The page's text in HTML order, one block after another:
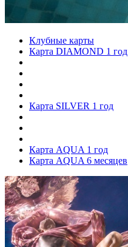
Клубные карты
Карта DIAMOND 1 год
Карта SILVER 1 год
Карта AQUA 1 год
Карта AQUA 6 месяцев